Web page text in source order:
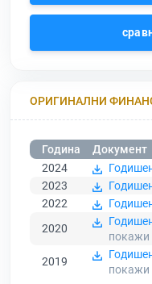
ОРИГИНАЛНИ
Година
Документ
2024
2023
2022
2020
покажи
2019
покажи